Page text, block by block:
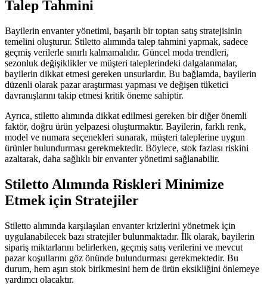
Talep Tahmini
Bayilerin envanter yönetimi, başarılı bir toptan satış stratejisinin
temelini oluşturur. Stiletto alımında talep tahmini yapmak, sadece
geçmiş verilerle sınırlı kalmamalıdır. Güncel moda trendleri,
sezonluk değişiklikler ve müşteri taleplerindeki dalgalanmalar,
bayilerin dikkat etmesi gereken unsurlardır. Bu bağlamda, bayilerin
düzenli olarak pazar araştırması yapması ve değişen tüketici
davranışlarını takip etmesi kritik öneme sahiptir.
Ayrıca, stiletto alımında dikkat edilmesi gereken bir diğer önemli
faktör, doğru ürün yelpazesi oluşturmaktır. Bayilerin, farklı renk,
model ve numara seçenekleri sunarak, müşteri taleplerine uygun
ürünler bulundurması gerekmektedir. Böylece, stok fazlası riskini
azaltarak, daha sağlıklı bir envanter yönetimi sağlanabilir.
Stiletto Alımında Riskleri Minimize
Etmek için Stratejiler
Stiletto alımında karşılaşılan envanter krizlerini yönetmek için
uygulanabilecek bazı stratejiler bulunmaktadır. İlk olarak, bayilerin
sipariş miktarlarını belirlerken, geçmiş satış verilerini ve mevcut
pazar koşullarını göz önünde bulundurması gerekmektedir. Bu
durum, hem aşırı stok birikmesini hem de ürün eksikliğini önlemeye
yardımcı olacaktır.